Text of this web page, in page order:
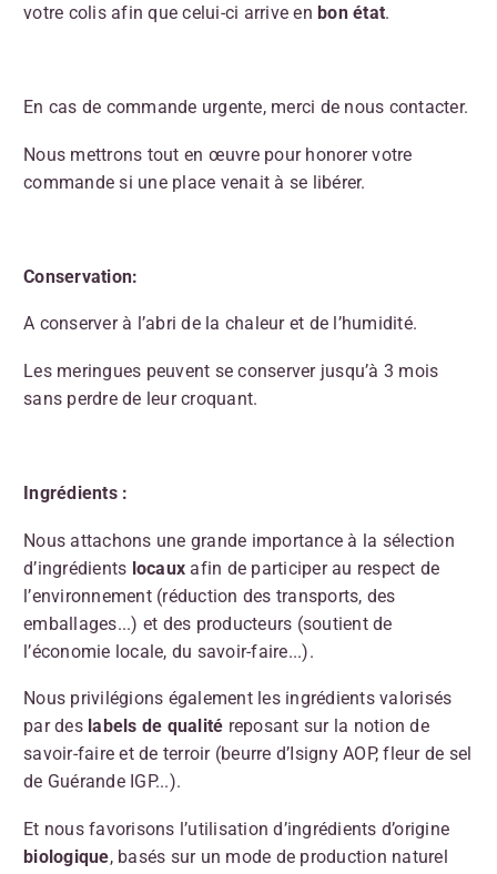
votre colis afin que celui-ci arrive en bon état.
En cas de commande urgente, merci de nous contacter.
Nous mettrons tout en œuvre pour honorer votre
commande si une place venait à se libérer.
Conservation:
A conserver à l’abri de la chaleur et de l’humidité.
Les meringues peuvent se conserver jusqu’à 3 mois
sans perdre de leur croquant.
Ingrédients :
Nous attachons une grande importance à la sélection
d’ingrédients locaux afin de participer au respect de
l’environnement (réduction des transports, des
emballages...) et des producteurs (soutient de
l’économie locale, du savoir-faire...).
Nous privilégions également les ingrédients valorisés
par des labels de qualité reposant sur la notion de
savoir-faire et de terroir (beurre d’Isigny AOP, fleur de sel
de Guérande IGP...).
Et nous favorisons l’utilisation d’ingrédients d’origine
biologique, basés sur un mode de production naturel